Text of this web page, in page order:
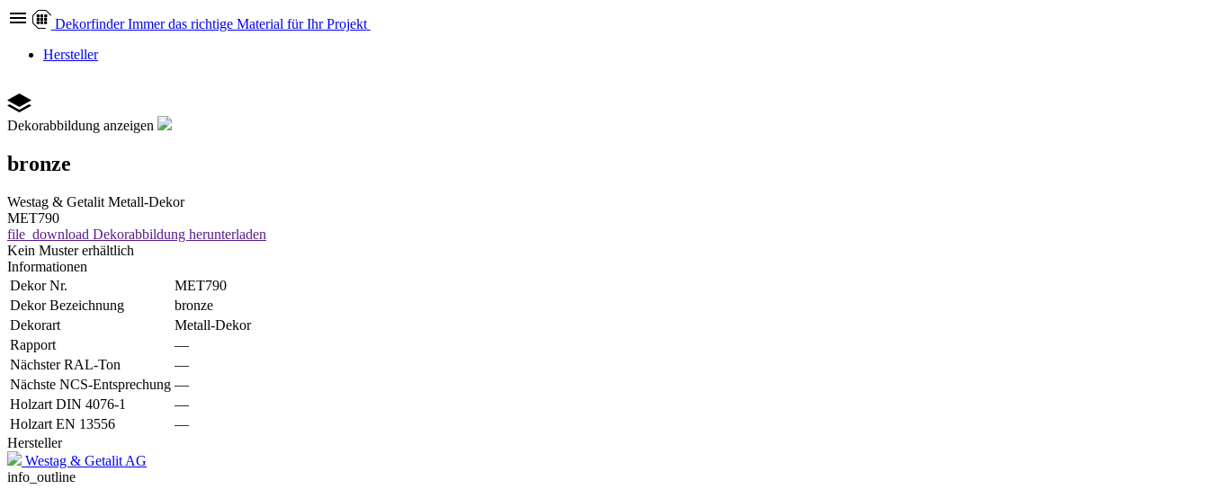
Dekorfinder Immer das richtige Material für Ihr Projekt
Hersteller
Dekorabbildung anzeigen
bronze
Westag & Getalit Metall-Dekor
MET790
file_download Dekorabbildung herunterladen
Kein Muster erhältlich
Informationen
Dekor Nr.
MET790
Dekor Bezeichnung
bronze
Dekorart
Metall-Dekor
Rapport
—
Nächster RAL-Ton
—
Nächste NCS-Entsprechung —
Holzart DIN 4076-1
—
Holzart EN 13556
—
Hersteller
Westag & Getalit AG
info_outline